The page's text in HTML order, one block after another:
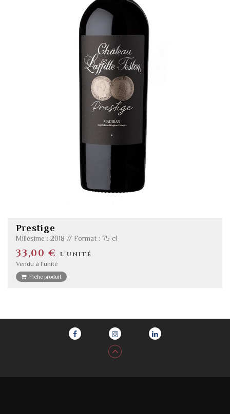
Prestige
Millésime : 2018 // Format : 75 cl
33,00 € l'unité
Vendu à l'unité
Fiche produit